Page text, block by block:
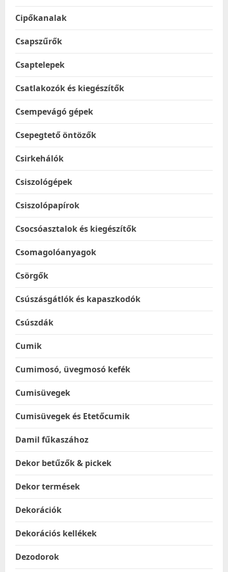
Cipőkanalak
Csapszűrők
Csaptelepek
Csatlakozók és kiegészítők
Csempevágó gépek
Csepegtető öntözők
Csirkehálók
Csiszológépek
Csiszolópapírok
Csocsóasztalok és kiegészítők
Csomagolóanyagok
Csörgők
Csúszásgátlók és kapaszkodók
Csúszdák
Cumik
Cumimosó, üvegmosó kefék
Cumisüvegek
Cumisüvegek és Etetőcumik
Damil fűkaszához
Dekor betűzők & pickek
Dekor termések
Dekorációk
Dekorációs kellékek
Dezodorok